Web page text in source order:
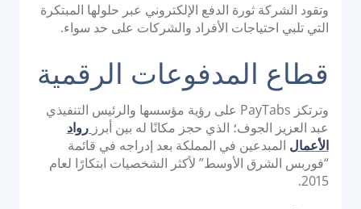
منصة إصدار PayTabs
حلول الدفع
العلامة البيضاء
وتقود الشركة ثورة الدفع الإلكتروني عبر حلولها المبتكرة
التي تلبي احتياجات الأفراد والشركات على حد سواء.
قطاع المدفوعات الرقمية
وترتكز PayTabs على رؤية مؤسسها والرئيس التنفيذي
عبد العزيز الجوف؛ الذي حجز مكانًا له بين أبرز رواد
الأعمال المبدعين في المملكة بعد إدراجه في قائمة
“فوربس الشرق الأوسط” لأكثر الشخصيات ابتكارًا لعام
2015.